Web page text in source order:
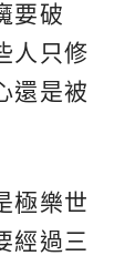
要破
人只修
還是被
極樂世
經過三